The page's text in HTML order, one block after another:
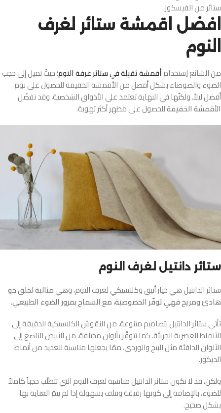
ستائر من الفيسكوز.
افضل اقمشة ستائر لغرف
النوم
من الشائع اِستخدامأقمشة ثقيلة في ستائر غرفة النوم؛حيثُ تميل إلى حجب
الضوء والضوضاء بشكل أفضل من الأقمشة الخفيفة للحصول على نوم
أفضل ليلاً. ولكنَّها في النهاية تعتمد على الأذواق الشخصية، وقد تفضّل
الأقمشة الخفيفةللحصول على مظهر أكثر تهوية.
ستائر دانتيل لغرف النوم
ستائر الدانتيل هي خيار أنيق وكلاسيكي لغرف النوم، وهيمثالية لخلق جو
هادئ ومريح فهي توفّر الخصوصية، مع السماح بمرور الضوء الطبيعي.
تأتي ستائر الدانتيل بتصاميم متنوعة، من النقوش الكلاسيكية الدقيقة إلى
الأنماط العصرية الجريئة. كما تتوفَّر بألوان مختلفة، من الأبيض الناصع إلى
الألوان الدافئة مثل البيج والوردي، ممَّا يجعلها مناسبة للعديد من أنماط
الديكور.
ولكن، قد لا تكون ستائر الدانتيل مناسبة لغرف النوم التي تتطلَّب حجباً كاملاً
للضوء، بالإضافة إلى كونها رقيقة وتتلف بسهولة إذا لم يتمّ العناية بها
بشكل صحيح.